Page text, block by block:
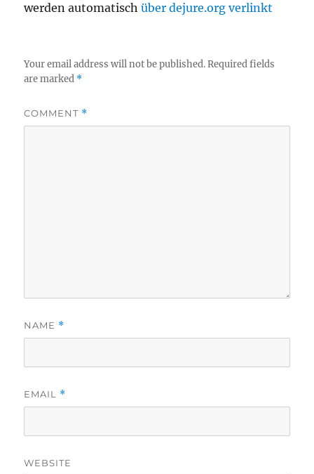
werden automatischüber dejure.org verlinkt
Your email address will not be published. Required fields
are marked *
COMMENT *
NAME *
EMAIL *
WEBSITE